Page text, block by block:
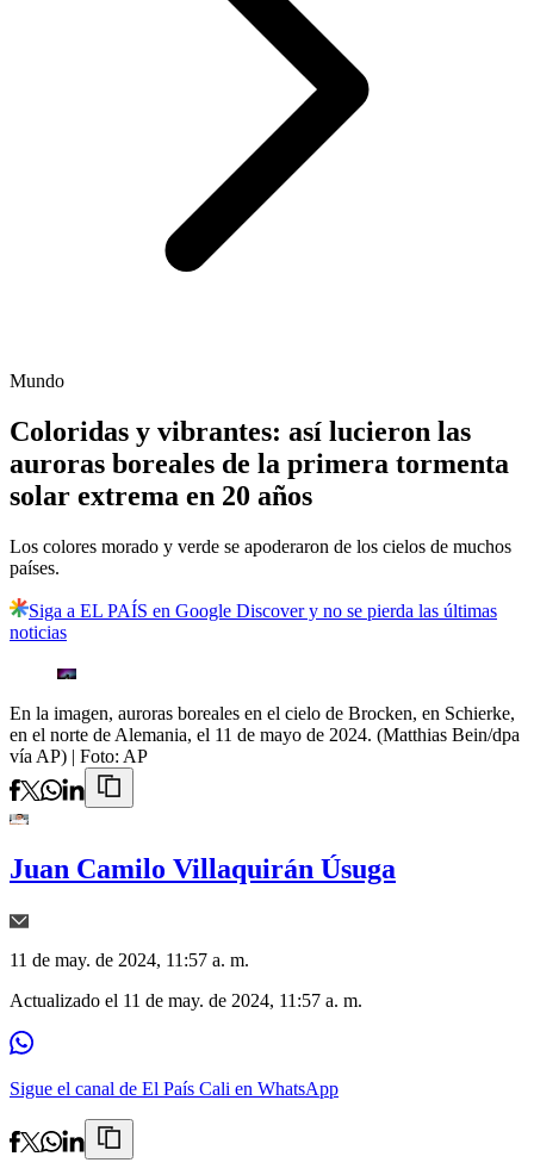
Mundo
Coloridas y vibrantes: así lucieron las
auroras boreales de la primera tormenta
solar extrema en 20 años
Los colores morado y verde se apoderaron de los cielos de muchos
países.
Siga a EL PAÍS en Google Discover y no se pierda las últimas
noticias
En la imagen, auroras boreales en el cielo de Brocken, en Schierke,
en el norte de Alemania, el 11 de mayo de 2024. (Matthias Bein/dpa
vía AP) | Foto: AP
Juan Camilo Villaquirán Úsuga
11 de may. de 2024, 11:57 a. m.
Actualizado el 11 de may. de 2024, 11:57 a. m.
Sigue el canal de El País Cali en WhatsApp